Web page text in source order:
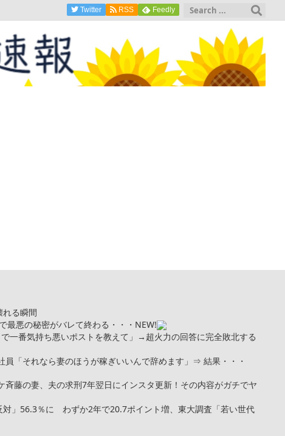
Twitter RSS Feedly
れる瞬間
最悪の秘密がバレて終わる・・・ NEW!
一番気持ち悪いポストを教えて」→超火力の回答に完全敗北する
「それなら妻のほうが稼ぎいいんで辞めます」⇒ 結果・・・
斉藤の妻、夫の求刑7年翌日にインスタ更新！その内容がガチでヤ
対」56.3％に わずか2年で20.7ポイント増、東大調査「若い世代